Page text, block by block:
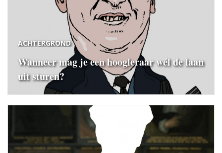
ACHTERGROND
Wanneer mag je een hoogleraar wél de laan
uit sturen?